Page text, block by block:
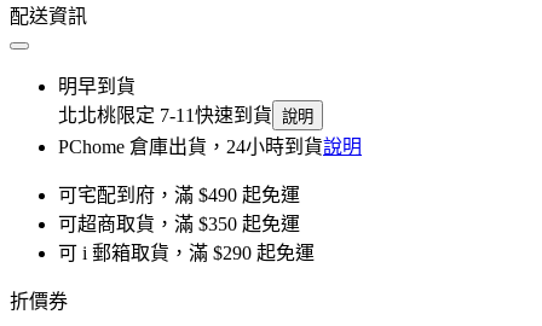
配送資訊
明早到貨
北北桃限定 7-11快速到貨 說明
PChome 倉庫出貨，24小時到貨說明
可宅配到府，滿 $490 起免運
可超商取貨，滿 $350 起免運
可 i 郵箱取貨，滿 $290 起免運
折價券